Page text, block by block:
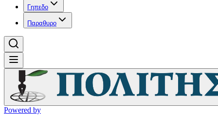
Γηπεδο
Παραθυρο
Powered by